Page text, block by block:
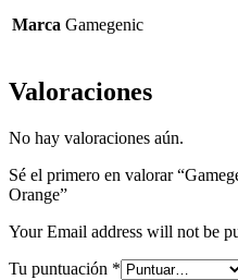
Marca Gamegenic
Valoraciones
No hay valoraciones aún.
Sé el primero en valorar
Orange”
Your Email address will not be
Tu puntuación *